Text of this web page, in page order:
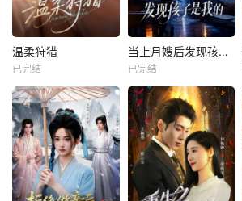
温柔狩猎
已完结
当上月嫂后发现孩子是我的
已完结